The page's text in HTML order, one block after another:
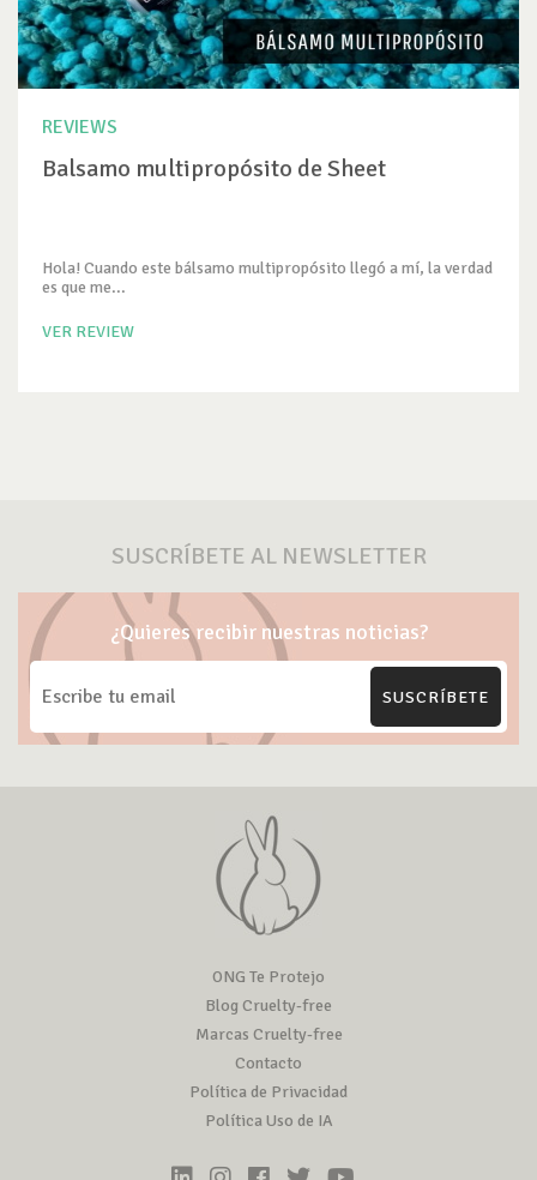
REVIEWS
Balsamo multipropósito de Sheet
Hola! Cuando este bálsamo multipropósito llegó a mí, la verdad
es que me...
VER REVIEW
SUSCRÍBETE AL NEWSLETTER
¿Quieres recibir nuestras noticias?
SUSCRÍBETE
ONG Te Protejo
Blog Cruelty-free
Marcas Cruelty-free
Contacto
Política de Privacidad
Política Uso de IA